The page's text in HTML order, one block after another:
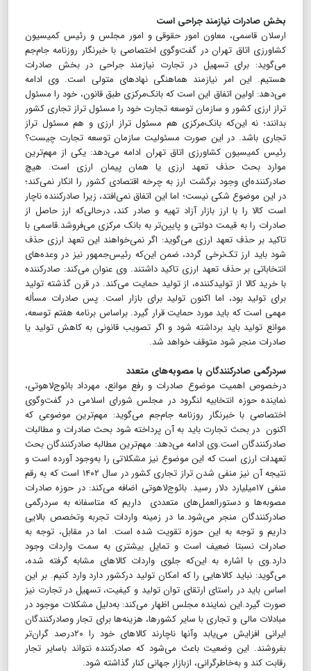
بخش صادرات نیازمند جراحی است
ارسلان قاسمی، معاون امور حقوقی و امور مجلس و رئیس کمیسیون
کشاورزی اتاق تهران در گفت‌وگوی اختصاصی با خبرنگار روزنامه جام‌جم
می‌گوید: برای تسهیل در تجارت نیازمند جراحی در بخش صادرات
هستیم. این امر نیازمند هماهنگی نهادهای متولی است. وی ادامه
می‌دهد: اولین اتفاق این است که بانک‌مرکزی طبق قانون، خود را مسئول
تراز ارزی کشور و سازمان توسعه تجارت خود را مسئول تراز تجاری کشور
بدانند؛ نه این‌که بانک‌مرکزی هم مسئول تراز ارزی و هم مسئول تراز
تجاری باشد. در این صورت مسئولیت سازمان توسعه تجارت چیست؟
رئیس کمیسیون کشاورزی اتاق تهران ادامه می‌دهد: یکی از مهم‌ترین
موارد بحث حذف تعهد ارزی یا همان پیمان ارزی است. هیچ
صادرکننده‌ای وجود برگشت ارز به چرخه اقتصادی کشور را انکار نمی‌کند؛
در این موضوع شکی نیست؛ اما این اتفاق نمی‌افتد، زیرا صادرکننده ناچار
است کالا را با ارز بازار آزاد تهیه و صادر کند، درحالی‌که ارز حاصل از
صادرات را به قیمت دولتی و پایین‌تر به بانک مرکزی می‌فروشد.قاسمی با
تاکید بر حذف تعهد ارزی می‌گوید: اگر نمی‌خواهند این تعهد ارزی حذف
شود باید ارز تک‌نرخی گردد، ضمن این‌که رئیس‌جمهور نیز در وعده‌های
انتخاباتی بر حذف تعهد ارزی تاکید داشتند. وی عنوان می‌کند: صادرکننده
با خرید کالا از تولیدکننده، از تولید حمایت می‌کند. در قرن گذشته تولید
برای تولید بود، اما اکنون تولید برای بازار است. پس صادرات مسأله
مهمی است که باید مورد حمایت قرار گیرد. براساس برنامه هفتم توسعه،
موانع تولید باید برداشته شود و اگر تصویب قانونی به کاهش تولید یا
صادرات منجر شود متوقف خواهد شد.
سردرگمی صادرکنندگان با مصوبه‌های متعدد
درخصوص اهمیت موضوع صادرات و رفع موانع، مهرداد بائوج‌لاهوتی،
نماینده حوزه انتخابیه لنگرود در مجلس شورای اسلامی در گفت‌وگوی
اختصاصی با خبرنگار روزنامه جام‌جم می‌گوید: مهم‌ترین موضوعی که
اکنون در بحث تجارت باید به آن پرداخته شود بحث صادرات و مطالبات
صادرکنندگان است.وی ادامه می‌دهد: مهم‌ترین مطالبه صادرکنندگان بحث
تعهدات ارزی است که این موضوع نیز مشکلاتی را به‌وجود آورده است و
نتیجه آن نیز منفی شدن تراز تجاری کشور در سال ۱۴۰۲ است که به رقم
منفی ۱۷میلیارد دلار رسید. بائوج‌لاهوتی اضافه می‌کند: در حوزه صادرات
مصوبه‌ها و دستورالعمل‌های متعددی داریم که متاسفانه به سردرگمی
صادرکنندگان منجر می‌شود.ما در زمینه واردات تجربه وتخصص بالایی
داریم و توجه به این حوزه تقویت شده است. اما در مقابل، توجه به
صادرات نسبتا ضعیف است و تمایل بیشتری به سمت واردات وجود
دارد.وی با اشاره به این‌که جلوی واردات کالاهای مشابه گرفته شده،
می‌گوید: نباید کالاهایی را که امکان تولید درکشور دارد وارد کنیم. بر این
اساس باید در راستای ارتقای توان تولید و کیفیت، تسهیل در تجارت نیز
صورت گیرد.این نماینده مجلس اظهار می‌کند: به‌دلیل مشکلات موجود در
مبادلات مالی و تجاری با سایر کشورها، هزینه‌ها برای تجار وصادرکنندگان
ایرانی افزایش می‌یابد وآنها ناچارند کالاهای خود را ۲۰درصد گران‌تر
بفروشند. این وضعیت باعث می‌شود که صادرکننده نتواند باسایر تجار
رقابت کند و به‌خاطرگرانی، ازبازار جهانی کنار گذاشته شود.